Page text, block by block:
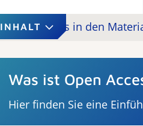
INHALT
Open Access in den
Was ist Open
Hier finden Sie eine